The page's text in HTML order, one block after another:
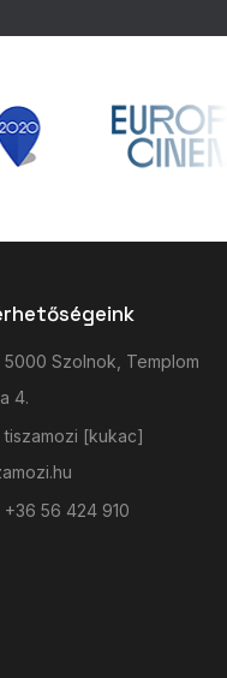
5000 Szolnok, Templom
4.
tiszamozi [kukac]
+36 56 424 910